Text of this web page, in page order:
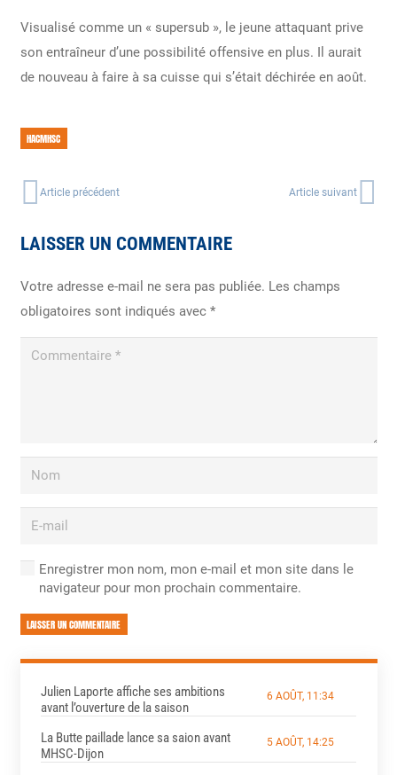
Visualisé comme un « supersub », le jeune attaquant prive
son entraîneur d’une possibilité offensive en plus. Il aurait
de nouveau à faire à sa cuisse qui s’était déchirée en août.
HACMHSC
Article précédent Article suivant
LAISSER UN COMMENTAIRE
Votre adresse e-mail ne sera pas publiée. Les champs
obligatoires sont indiqués avec *
Enregistrer mon nom, mon e-mail et mon site dans le
navigateur pour mon prochain commentaire.
LAISSER UN COMMENTAIRE
Julien Laporte affiche ses ambitions
avant l’ouverture de la saison
6 AOÛT, 11:34
La Butte paillade lance sa saion avant
MHSC-Dijon
5 AOÛT, 14:25